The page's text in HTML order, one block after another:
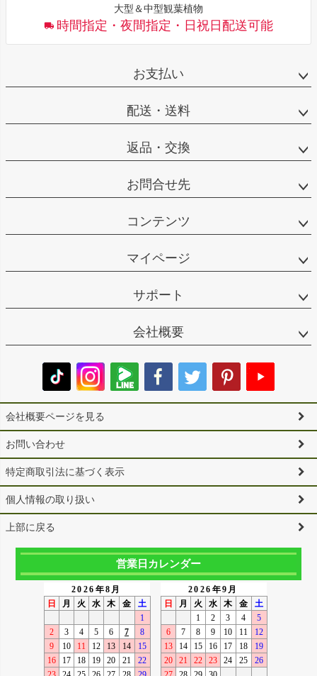
大型＆中型観葉植物
時間指定・夜間指定・日祝日配送可能
お支払い
配送・送料
返品・交換
お問合せ先
コンテンツ
マイページ
サポート
会社概要
会社概要ページを見る
お問い合わせ
特定商取引法に基づく表示
個人情報の取り扱い
上部に戻る
営業日カレンダー